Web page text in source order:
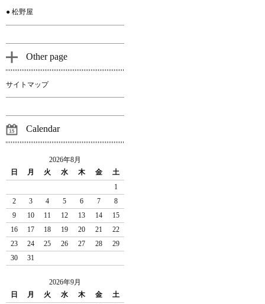
● 松野屋
Other page
サイトマップ
Calendar
2026年8月
日
月 火 水 木 金
土
1
2
3 4 5 6 7
8
9
10 11 12 13 14
15
16
17 18 19 20 21
22
23
24 25 26 27 28
29
30
31
2026年9月
日
月 火 水 木 金
土